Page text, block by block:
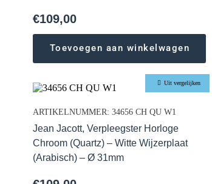
€109,00
Toevoegen aan winkelwagen
Uit vergelijken
ARTIKELNUMMER: 34656 CH QU W1
Jean Jacott, Verpleegster Horloge
Chroom (Quartz) – Witte Wijzerplaat
(Arabisch) – Ø 31mm